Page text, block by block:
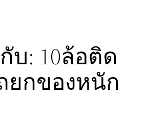
บ: 10ล้อติด
ยกของหนัก